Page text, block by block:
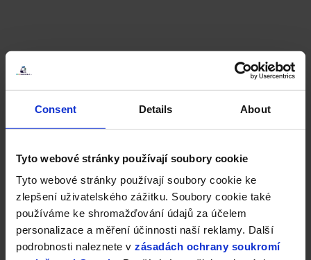
Consent Details About
Tyto webové stránky používají soubory cookie
Tyto webové stránky používají soubory cookie ke
zlepšení uživatelského zážitku. Soubory cookie také
používáme ke shromažďování údajů za účelem
personalizace a měření účinnosti naší reklamy. Další
podrobnosti naleznete v zásadách ochrany soukromí